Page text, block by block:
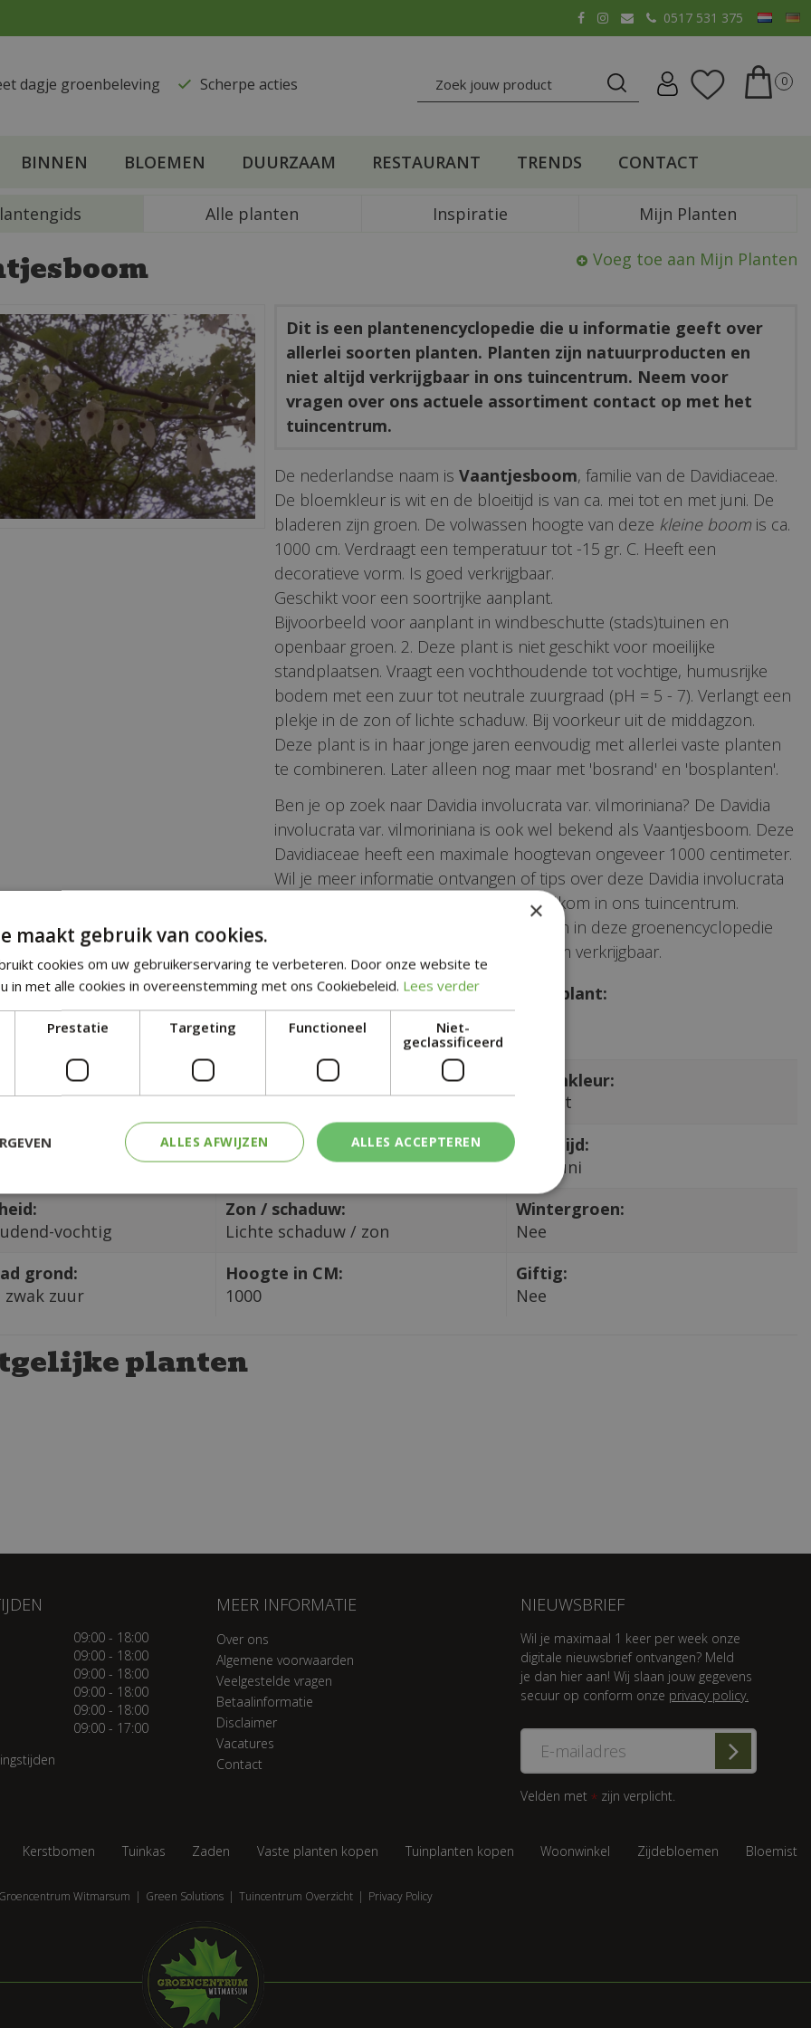
0517 531 375
dagje groenbeleving ​Scherpe acties
BINNEN BLOEMEN DUURZAAM RESTAURANT TRENDS CONTACT
Alle planten Inspiratie Mijn Planten
Voeg toe aan Mijn Planten
Dit is een plantenencyclopedie die u informatie geeft over
allerlei soorten planten. Planten zijn natuurproducten en
niet altijd verkrijgbaar in ons tuincentrum. Neem voor
vragen over ons actuele assortiment contact op met het
tuincentrum.
De nederlandse naam isVaantjesboom, familie van de Davidiaceae.
De bloemkleur is wit en de bloeitijd is van ca. mei tot en met juni. De
bladeren zijn groen. De volwassen hoogte van deze kleine boom is ca.
1000 cm. Verdraagt een temperatuur tot -15 gr. C. Heeft een
decoratieve vorm. Is goed verkrijgbaar.
Geschikt voor een soortrijke aanplant.
Bijvoorbeeld voor aanplant in windbeschutte (stads)tuinen en
openbaar groen. 2. Deze plant is niet geschikt voor moeilijke
standplaatsen. Vraagt een vochthoudende tot vochtige, humusrijke
bodem met een zuur tot neutrale zuurgraad (pH = 5 - 7). Verlangt een
plekje in de zon of lichte schaduw. Bij voorkeur uit de middagzon.
Deze plant is in haar jonge jaren eenvoudig met allerlei vaste planten
te combineren. Later alleen nog maar met 'bosrand' en 'bosplanten'.
Ben je op zoek naar Davidia involucrata var. vilmoriniana? De Davidia
involucrata var. vilmoriniana is ook wel bekend als Vaantjesboom. Deze
Davidiaceae heeft een maximale hoogtevan ongeveer 1000 centimeter.
Wil je meer informatie ontvangen of tips over deze Davidia involucrata
var. vilmoriniana? Je bent van harte welkom in ons tuincentrum.
Belangrijk om te weten: niet alle planten in deze groenencyclopedie
zijn (op elk moment) in ons tuincentrum verkrijgbaar.
naam:
Wetenschappelijke naam:
Davidia involucrata var.
vilmoriniana
Type plant:
Davidiaceae
Bloemkleur:
Wit
Veelkleurig blad:
Nee
Bloeitijd:
Mei, Juni
vochtig
Zon / schaduw:
Lichte schaduw / zon
Wintergroen:
Nee
grond:
zuur
Hoogte in CM:
1000
Giftig:
Nee
planten
09:00 - 18:00
09:00 - 18:00
09:00 - 18:00
09:00 - 18:00
09:00 - 18:00
09:00 - 17:00
MEER INFORMATIE
Over ons
Algemene voorwaarden
Veelgestelde vragen
Betaalinformatie
Disclaimer
Vacatures
Contact
NIEUWSBRIEF
Wil je maximaal 1 keer per week onze
digitale nieuwsbrief ontvangen? Meld
je dan hier aan! Wij slaan jouw gegevens
secuur op conform onze privacy policy.
Velden met * zijn verplicht.
Kerstbomen Tuinkas Zaden Vaste planten kopen Tuinplanten kopen Woonwinkel Zijdebloemen Bloemist
Witmarsum Green Solutions Tuincentrum Overzicht Privacy Policy
×
maakt gebruik van cookies.
cookies om uw gebruikerservaring te verbeteren. Door onze website te
in met alle cookies in overeenstemming met ons Cookiebeleid. Lees verder
Prestatie Targeting Functioneel
Niet-
geclassificeerd
ALLES ACCEPTEREN
ALLES AFWIJZEN